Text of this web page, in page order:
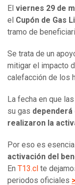
El viernes 29 de
el Cupón de Gas
tramo de
Se trata de un
mitigar el impacto
calefacción de los
La fecha en que
su gas dependerá
realizaron la
Por eso es
activación del
En T13.cl te
periodos oficiales